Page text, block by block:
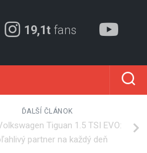
19,1t fans
ĎALŠÍ ČLÁNOK
Tiguan 1.5 TSI EVO:
partner na každý deň